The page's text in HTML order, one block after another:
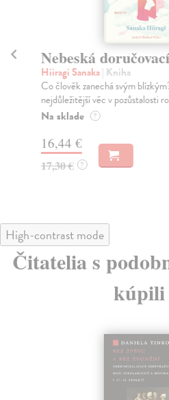
Nebeská
Hiiragi Sanaka| Kniha
Co člověk zanechá svým
nejdůležitější věc v pozůstalosti
Na sklade ?
16,44 €
17,30 € ?
High-contrast mode
Čitatelia s